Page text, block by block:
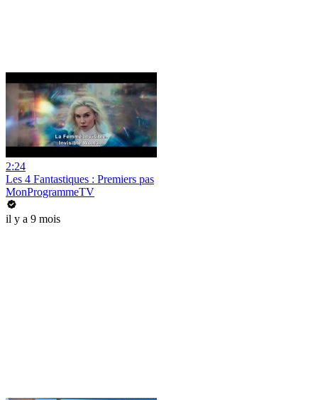
2:24
Les 4 Fantastiques : Premiers pas
MonProgrammeTV
il y a 9 mois